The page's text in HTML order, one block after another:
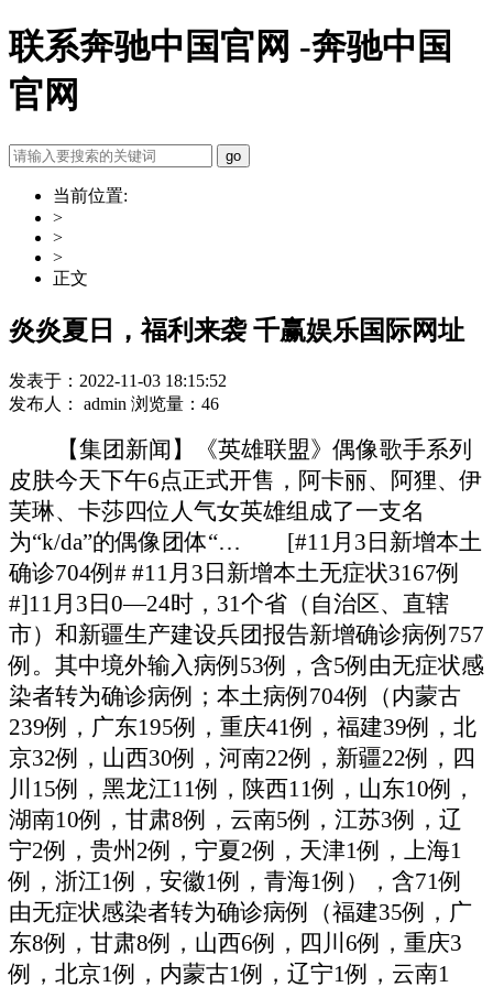
联系奔驰中国官网 -奔驰中国
官网
当前位置:
>
>
>
正文
炎炎夏日，福利来袭 千赢娱乐国际网址
发表于：2022-11-03 18:15:52
发布人： admin 浏览量：46
【集团新闻】《英雄联盟》偶像歌手系列
皮肤今天下午6点正式开售，阿卡丽、阿狸、伊
芙琳、卡莎四位人气女英雄组成了一支名
为“k/da”的偶像团体“… [#11月3日新增本土
确诊704例# #11月3日新增本土无症状3167例
#]11月3日0—24时，31个省（自治区、直辖
市）和新疆生产建设兵团报告新增确诊病例757
例。其中境外输入病例53例，含5例由无症状感
染者转为确诊病例；本土病例704例（内蒙古
239例，广东195例，重庆41例，福建39例，北
京32例，山西30例，河南22例，新疆22例，四
川15例，黑龙江11例，陕西11例，山东10例，
湖南10例，甘肃8例，云南5例，江苏3例，辽
宁2例，贵州2例，宁夏2例，天津1例，上海1
例，浙江1例，安徽1例，青海1例），含71例
由无症状感染者转为确诊病例（福建35例，广
东8例，甘肃8例，山西6例，四川6例，重庆3
例，北京1例，内蒙古1例，辽宁1例，云南1